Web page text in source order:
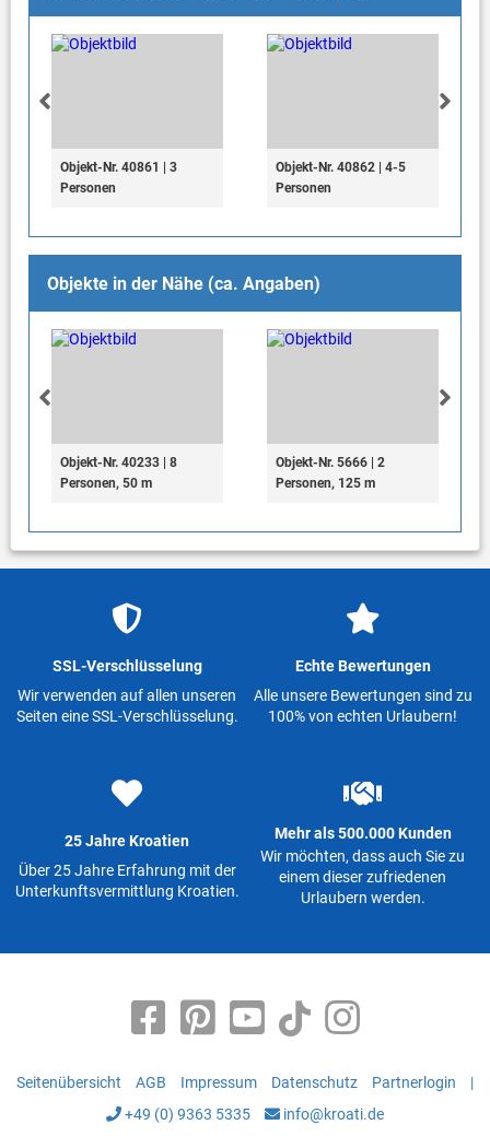
Objekt-Nr. 40861 | 3
Personen
Objekt-Nr. 40862 | 4-5
Personen
Objekte in der Nähe (ca. Angaben)
Objekt-Nr. 40233 | 8
Personen, 50 m
Objekt-Nr. 5666 | 2
Personen, 125 m
SSL-Verschlüsselung
Wir verwenden auf allen unseren
Seiten eine SSL-Verschlüsselung.
Echte Bewertungen
Alle unsere Bewertungen sind zu
100% von echten Urlaubern!
25 Jahre Kroatien
Über 25 Jahre Erfahrung mit der
Unterkunftsvermittlung Kroatien.
Mehr als 500.000 Kunden
Wir möchten, dass auch Sie zu
einem dieser zufriedenen
Urlaubern werden.
Seitenübersicht AGB Impressum Datenschutz Partnerlogin
|
+49 (0) 9363 5335
info@kroati.de